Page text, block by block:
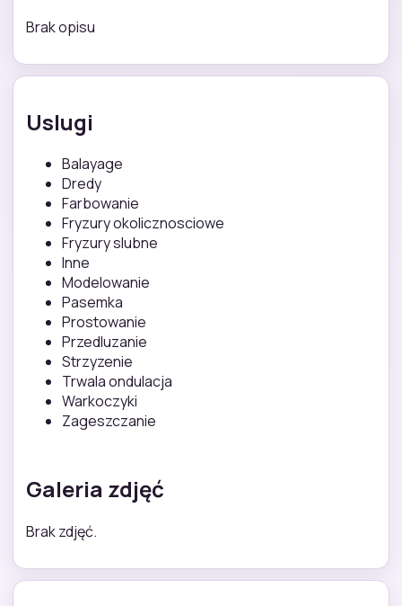
Brak opisu
Uslugi
Balayage
Dredy
Farbowanie
Fryzury okolicznosciowe
Fryzury slubne
Inne
Modelowanie
Pasemka
Prostowanie
Przedluzanie
Strzyzenie
Trwala ondulacja
Warkoczyki
Zageszczanie
Galeria zdjęć
Brak zdjęć.